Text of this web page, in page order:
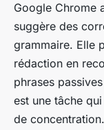
Google Chrome
suggère des
grammaire. Elle
rédaction en
phrases
est une tâche
de